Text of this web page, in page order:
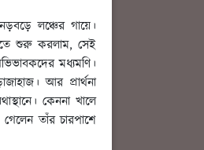
লঞ্চের গায়ে।
শুরু করলাম, সেই
মধ্যমণি।
আর প্রার্থনা
কেননা খালে
তাঁর চারপাশে